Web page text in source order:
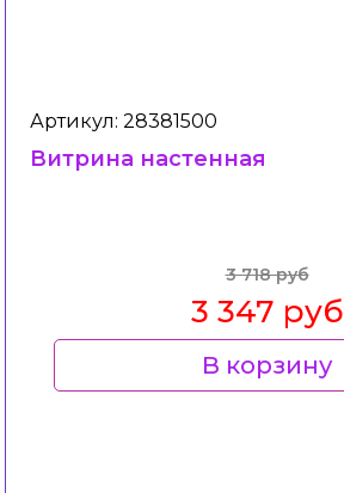
Артикул: 28381500
Витрина настенная
3 718 руб
3 347 руб
В корзину